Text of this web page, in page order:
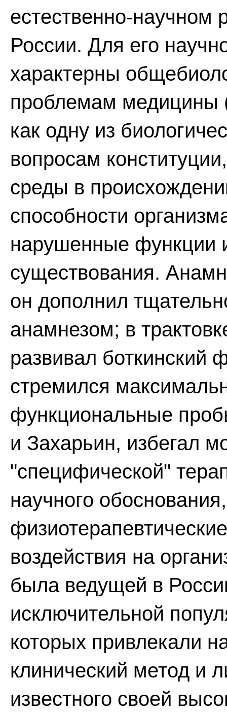
естественно-научном
России. Для его
характерны
проблемам медицины
как одну из
вопросам
среды в
способности
нарушенные функции
существования.
он дополнил
анамнезом; в
развивал боткинский
стремился
функциональные
и Захарьин, избегал
"специфической"
научного
воздействия на
была ведущей в
исключительной
которых привлекали
клинический метод и
известного своей